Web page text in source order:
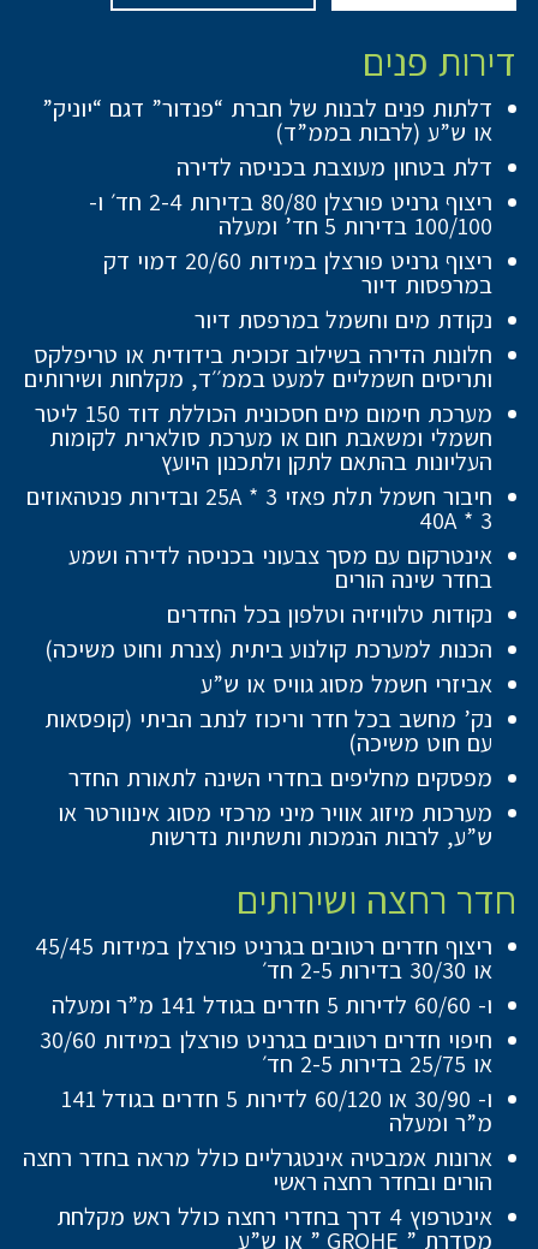
דירות פנים
דלתות פנים לבנות של חברת “פנדור” דגם “יוניק”
או ש”ע (לרבות בממ”ד)
דלת בטחון מעוצבת בכניסה לדירה
ריצוף גרניט פורצלן 80/80 בדירות 2-4 חד׳ ו-
100/100 בדירות 5 חד’ ומעלה
ריצוף גרניט פורצלן במידות 20/60 דמוי דק
במרפסות דיור
נקודת מים וחשמל במרפסת דיור
חלונות הדירה בשילוב זכוכית בידודית או טריפלקס
ותריסים חשמליים למעט בממ׳׳ד, מקלחות ושירותים
מערכת חימום מים חסכונית הכוללת דוד 150 ליטר
חשמלי ומשאבת חום או מערכת סולארית לקומות
העליונות בהתאם לתקן ולתכנון היועץ
חיבור חשמל תלת פאזי 25A * 3 ובדירות פנטהאוזים
40A * 3
אינטרקום עם מסך צבעוני בכניסה לדירה ושמע
בחדר שינה הורים
נקודות טלוויזיה וטלפון בכל החדרים
הכנות למערכת קולנוע ביתית (צנרת וחוט משיכה)
אביזרי חשמל מסוג גוויס או ש”ע
נק’ מחשב בכל חדר וריכוז לנתב הביתי (קופסאות
עם חוט משיכה)
מפסקים מחליפים בחדרי השינה לתאורת החדר
מערכות מיזוג אוויר מיני מרכזי מסוג אינוורטר או
ש”ע, לרבות הנמכות ותשתיות נדרשות
חדר רחצה ושירותים
ריצוף חדרים רטובים בגרניט פורצלן במידות 45/45
או 30/30 בדירות 2-5 חד׳
ו- 60/60 לדירות 5 חדרים בגודל 141 מ”ר ומעלה
חיפוי חדרים רטובים בגרניט פורצלן במידות 30/60
או 25/75 בדירות 2-5 חד׳
ו- 30/90 או 60/120 לדירות 5 חדרים בגודל 141
מ”ר ומעלה
ארונות אמבטיה אינטגרליים כולל מראה בחדר רחצה
הורים ובחדר רחצה ראשי
אינטרפוץ 4 דרך בחדרי רחצה כולל ראש מקלחת
מסדרת ” GROHE ” או ש”ע